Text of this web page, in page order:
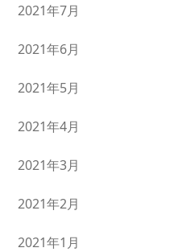
2021年7月
2021年6月
2021年5月
2021年4月
2021年3月
2021年2月
2021年1月